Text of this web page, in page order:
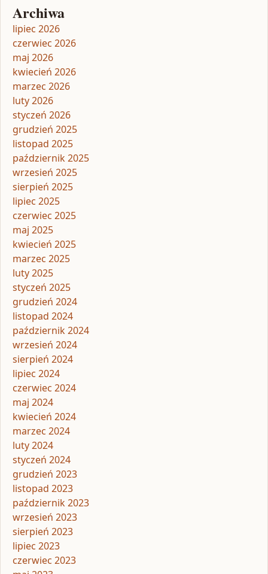
Archiwa
lipiec 2026
czerwiec 2026
maj 2026
kwiecień 2026
marzec 2026
luty 2026
styczeń 2026
grudzień 2025
listopad 2025
październik 2025
wrzesień 2025
sierpień 2025
lipiec 2025
czerwiec 2025
maj 2025
kwiecień 2025
marzec 2025
luty 2025
styczeń 2025
grudzień 2024
listopad 2024
październik 2024
wrzesień 2024
sierpień 2024
lipiec 2024
czerwiec 2024
maj 2024
kwiecień 2024
marzec 2024
luty 2024
styczeń 2024
grudzień 2023
listopad 2023
październik 2023
wrzesień 2023
sierpień 2023
lipiec 2023
czerwiec 2023